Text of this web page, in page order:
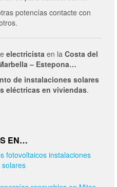
potencías contacte con
electricista en la Costa del
– Estepona…
de instalaciones solares
eléctricas en viviendas.
EN…